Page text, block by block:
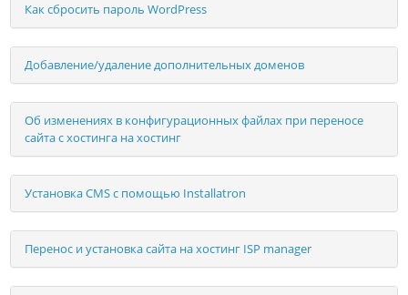
Как сбросить пароль WordPress
Добавление/удаление дополнительных доменов
Об изменениях в конфигурационных файлах при переносе
сайта с хостинга на хостинг
Установка CMS с помощью Installatron
Перенос и установка сайта на хостинг ISP manager